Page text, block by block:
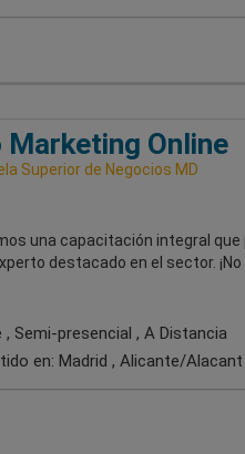
Marketing Online
Superior de Negocios MD
una capacitación integral
destacado en el sector.
, Semi-presencial , A Distancia
en: Madrid , Alicante/